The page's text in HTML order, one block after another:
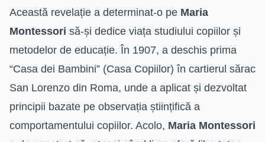
Această revelație a determinat-o pe Maria
Montessori să-și dedice viața studiului copiilor și
metodelor de educație. În 1907, a deschis prima
“Casa dei Bambini” (Casa Copiilor) în cartierul sărac
San Lorenzo din Roma, unde a aplicat și dezvoltat
principii bazate pe observația științifică a
comportamentului copiilor. Acolo, Maria Montessori